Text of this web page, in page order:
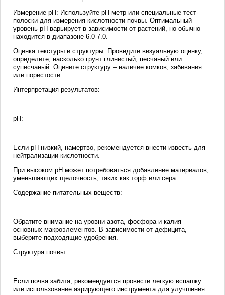
Измерение pH: Используйте pH-метр или специальные тест-
полоски для измерения кислотности почвы. Оптимальный
уровень pH варьирует в зависимости от растений, но обычно
находится в диапазоне 6.0-7.0.
Оценка текстуры и структуры: Проведите визуальную оценку,
определите, насколько грунт глинистый, песчаный или
супесчаный. Оцените структуру – наличие комков, забивания
или пористости.
Интерпретация результатов:
pH:
Если pH низкий, намертво, рекомендуется внести известь для
нейтрализации кислотности.
При высоком pH может потребоваться добавление материалов,
уменьшающих щелочность, таких как торф или сера.
Содержание питательных веществ:
Обратите внимание на уровни азота, фосфора и калия –
основных макроэлементов. В зависимости от дефицита,
выберите подходящие удобрения.
Структура почвы:
Если почва забита, рекомендуется провести легкую вспашку
или использование аэрирующего инструмента для улучшения